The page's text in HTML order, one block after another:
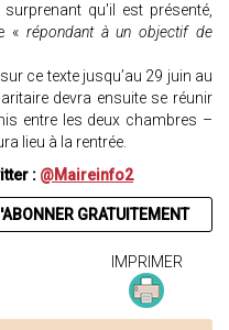
qu'il est présenté,
« répondant à un objectif de
ce texte jusqu’au 29 juin au
devra ensuite se réunir
entre les deux chambres –
lieu à la rentrée.
: @Maireinfo2
GRATUITEMENT
IMPRIMER